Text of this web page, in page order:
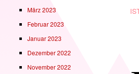
März 2023
Februar 2023
Januar 2023
Dezember 2022
November 2022